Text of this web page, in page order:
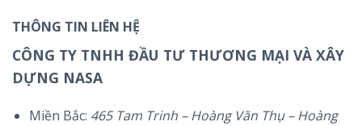
THÔNG TIN LIÊN HỆ
CÔNG TY TNHH ĐẦU TƯ THƯƠNG MẠI VÀ XÂY
DỰNG NASA
Miền Bắc: 465 Tam Trinh – Hoàng Văn Thụ – Hoàng